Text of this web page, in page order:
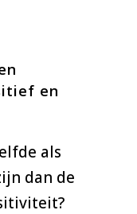
en
als
dan de